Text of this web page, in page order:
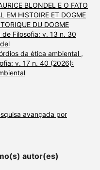
BLONDEL E O FATO
EM HISTOIRE ET DOGME
DU DOGME
de Filosofia: v. 13 n. 30
da ética ambiental ,
v. 17 n. 40 (2026):
avançada por
autor(es)